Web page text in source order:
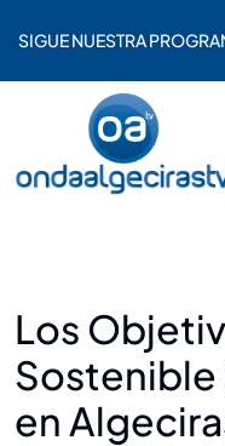
SIGUE NUESTRA
Los
Sostenible
en